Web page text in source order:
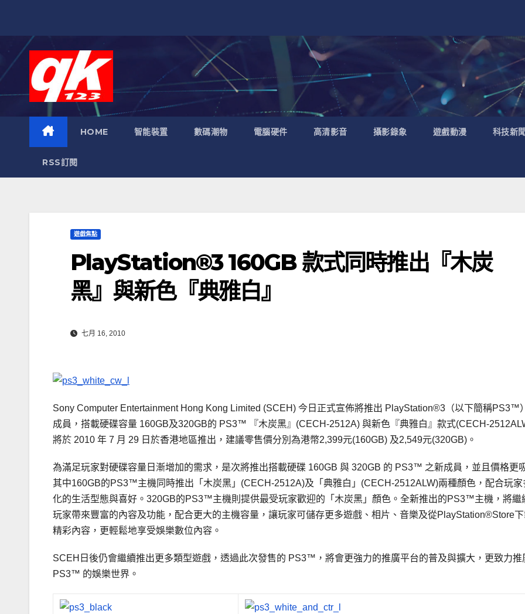
HOME 智能裝置 數碼潮物 電腦硬件 高清影音 攝影錄象 遊戲動漫 科技新
RSS訂閱
遊戲焦點
PlayStation®3 160GB 款式同時推出『木炭
黑』與新色『典雅白』
七月 16, 2010
Sony Computer Entertainment Hong Kong Limited (SCEH) 今日正式宣佈將推出 PlayStation®3（以下簡稱PS3™
成員，搭載硬碟容量 160GB及320GB的 PS3™ 『木炭黑』(CECH-2512A) 與新色『典雅白』款式(CECH-
將於 2010 年 7 月 29 日於香港地區推出，建議零售價分別為港幣2,399元(160GB) 及2,549元(320GB)。
為滿足玩家對硬碟容量日漸增加的需求，是次將推出搭載硬碟 160GB 與 320GB 的 PS3™ 之新成員，並且價格更
其中160GB的PS3™主機同時推出「木炭黑」(CECH-2512A)及「典雅白」(CECH-2512ALW)兩種顏色，配合玩家
化的生活型態與喜好。320GB的PS3™主機則提供最受玩家歡迎的「木炭黑」顏色。全新推出的PS3™主機，將繼
玩家帶來豐富的內容及功能，配合更大的主機容量，讓玩家可儲存更多遊戲、相片、音樂及從PlayStation®Store
精彩內容，更輕鬆地享受娛樂數位內容。
SCEH日後仍會繼續推出更多類型遊戲，透過此次發售的 PS3™，將會更強力的推廣平台的普及與擴大，更致力推
PS3™ 的娛樂世界。